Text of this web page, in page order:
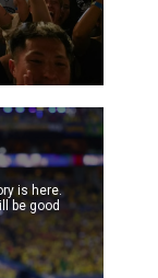
is here.
be good